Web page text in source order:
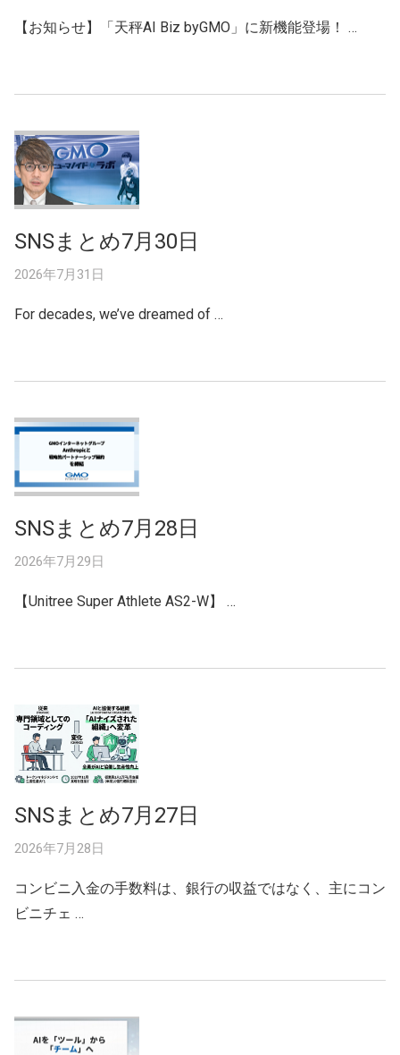
【お知らせ】「天秤AI Biz byGMO」に新機能登場！ …
SNSまとめ7月30日
2026年7月31日
For decades, we’ve dreamed of …
SNSまとめ7月28日
2026年7月29日
【Unitree Super Athlete AS2-W】 …
SNSまとめ7月27日
2026年7月28日
コンビニ入金の手数料は、銀行の収益ではなく、主にコン
ビニチェ …